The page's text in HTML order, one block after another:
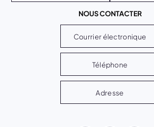
NOUS CONTACTER
Courrier électronique
Téléphone
Adresse